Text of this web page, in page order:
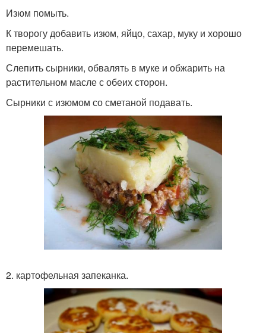
Изюм помыть.
К творогу добавить изюм, яйцо, сахар, муку и хорошо
перемешать.
Слепить сырники, обвалять в муке и обжарить на
растительном масле с обеих сторон.
Сырники с изюмом со сметаной подавать.
2. картофельная запеканка.